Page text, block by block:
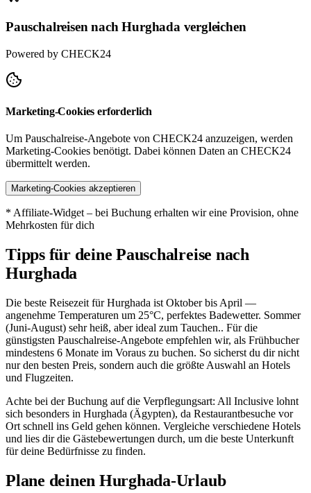
Pauschalreisen nach Hurghada vergleichen
Powered by CHECK24
Marketing-Cookies erforderlich
Um Pauschalreise-Angebote von CHECK24 anzuzeigen, werden
Marketing-Cookies benötigt. Dabei können Daten an CHECK24
übermittelt werden.
Marketing-Cookies akzeptieren
* Affiliate-Widget – bei Buchung erhalten wir eine Provision, ohne
Mehrkosten für dich
Tipps für deine Pauschalreise nach
Hurghada
Die beste Reisezeit für Hurghada ist Oktober bis April —
angenehme Temperaturen um 25°C, perfektes Badewetter. Sommer
(Juni-August) sehr heiß, aber ideal zum Tauchen.. Für die
günstigsten Pauschalreise-Angebote empfehlen wir, als Frühbucher
mindestens 6 Monate im Voraus zu buchen. So sicherst du dir nicht
nur den besten Preis, sondern auch die größte Auswahl an Hotels
und Flugzeiten.
Achte bei der Buchung auf die Verpflegungsart: All Inclusive lohnt
sich besonders in Hurghada (Ägypten), da Restaurantbesuche vor
Ort schnell ins Geld gehen können. Vergleiche verschiedene Hotels
und lies dir die Gästebewertungen durch, um die beste Unterkunft
für deine Bedürfnisse zu finden.
Plane deinen Hurghada-Urlaub